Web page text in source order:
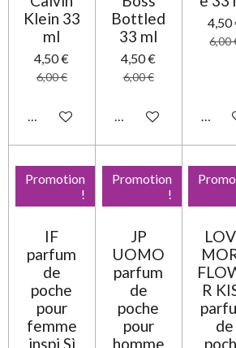
Klein 33
ml
4,50 €
6,00 €
Ajouter au panier
Bottled
33 ml
4,50 €
6,00 €
Ajouter au panier
4,50
6,00
Promotion
!
IF
parfum
de
poche
pour
femme
inspi Sì
Promotion
!
JP
UOMO
parfum
de
poche
pour
homme
R
de